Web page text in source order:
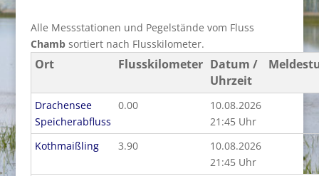
Alle Messstationen und Pegelstände vom Fluss
Chambsortiert nach Flusskilometer.
Ort Flusskilometer Datum /
Uhrzeit
Drachensee
Speicherabfluss
0.00
10.08.2026
21:45 Uhr
Kothmaißling
3.90
10.08.2026
21:45 Uhr